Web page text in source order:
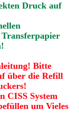
Druck auf
Bitte
über die Refill
CISS System
um Vieles